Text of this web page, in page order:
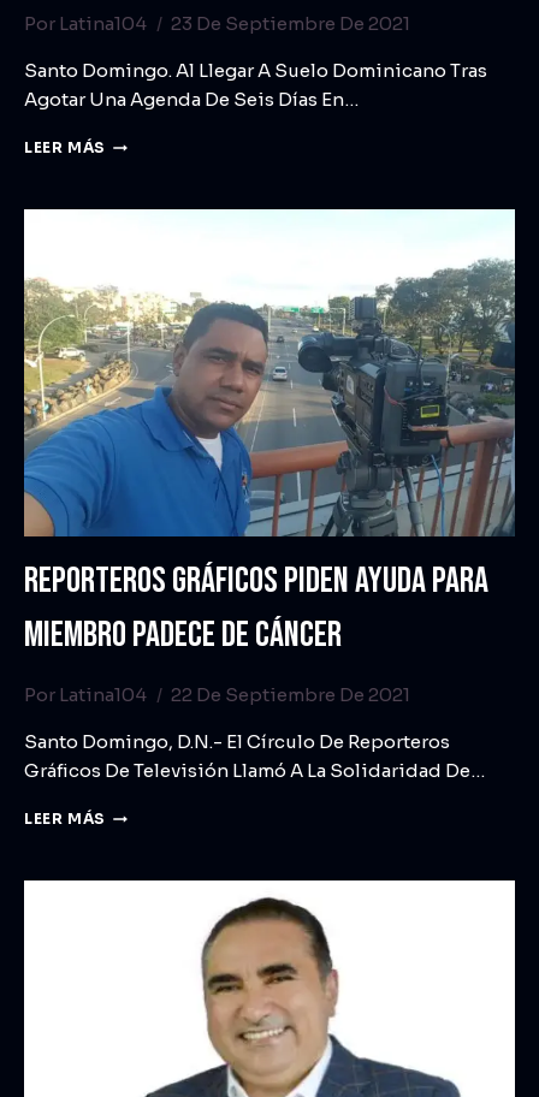
Por Latina104 23 De Septiembre De 2021
Santo Domingo. Al Llegar A Suelo Dominicano Tras
Agotar Una Agenda De Seis Días En…
LEER MÁS
REPORTEROS GRÁFICOS PIDEN AYUDA PARA
MIEMBRO PADECE DE CÁNCER
Por Latina104 22 De Septiembre De 2021
Santo Domingo, D.N.- El Círculo De Reporteros
Gráficos De Televisión Llamó A La Solidaridad De…
LEER MÁS